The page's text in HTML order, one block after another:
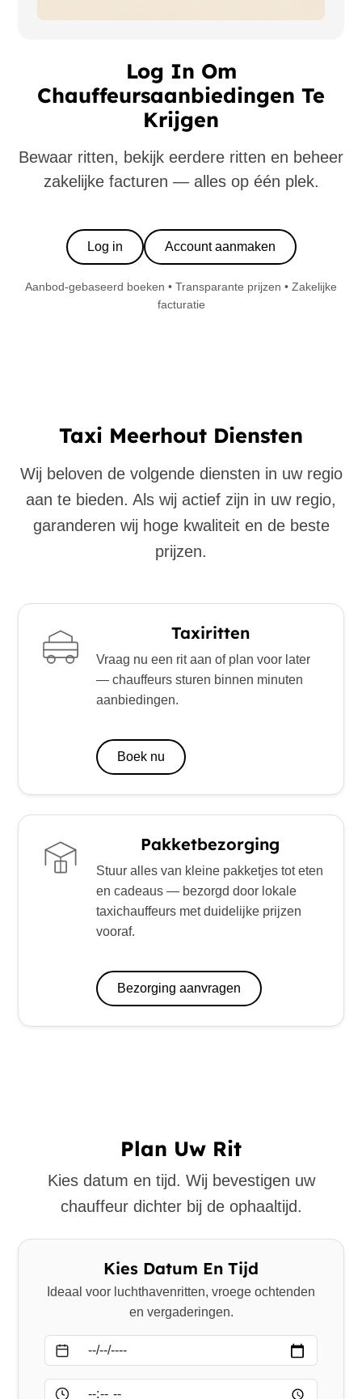
Log In Om
Chauffeursaanbiedingen Te
Krijgen
Bewaar ritten, bekijk eerdere ritten en beheer
zakelijke facturen — alles op één plek.
Log in Account aanmaken
Aanbod-gebaseerd boeken • Transparante prijzen • Zakelijke
facturatie
Taxi Meerhout Diensten
Wij beloven de volgende diensten in uw regio
aan te bieden. Als wij actief zijn in uw regio,
garanderen wij hoge kwaliteit en de beste
prijzen.
Taxiritten
Vraag nu een rit aan of plan voor later
— chauffeurs sturen binnen minuten
aanbiedingen.
Boek nu
Pakketbezorging
Stuur alles van kleine pakketjes tot eten
en cadeaus — bezorgd door lokale
taxichauffeurs met duidelijke prijzen
vooraf.
Bezorging aanvragen
Plan Uw Rit
Kies datum en tijd. Wij bevestigen uw
chauffeur dichter bij de ophaaltijd.
Kies Datum En Tijd
Ideaal voor luchthavenritten, vroege ochtenden
en vergaderingen.